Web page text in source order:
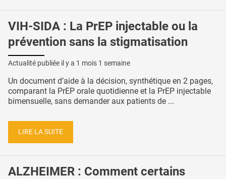
VIH-SIDA : La PrEP injectable ou la
prévention sans la stigmatisation
Actualité publiée il y a 1 mois 1 semaine
Un document d’aide à la décision, synthétique en 2 pages,
comparant la PrEP orale quotidienne et la PrEP injectable
bimensuelle, sans demander aux patients de ...
LIRE LA SUITE
ALZHEIMER : Comment certains